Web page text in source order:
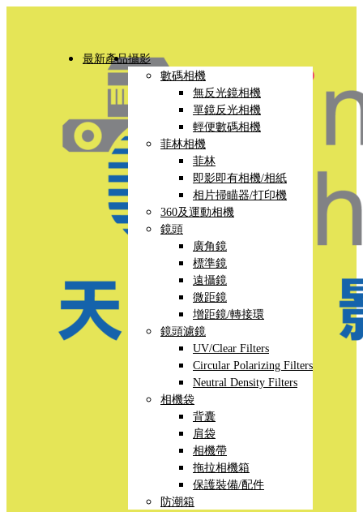
最新產品攝影
數碼相機
無反光鏡相機
單鏡反光相機
輕便數碼相機
菲林相機
菲林
即影即有相機/相紙
相片掃瞄器/打印機
360及運動相機
鏡頭
廣角鏡
標準鏡
遠攝鏡
微距鏡
增距鏡/轉接環
鏡頭濾鏡
UV/Clear Filters
Circular Polarizing Filters
Neutral Density Filters
相機袋
背囊
肩袋
相機帶
拖拉相機箱
保護裝備/配件
防潮箱